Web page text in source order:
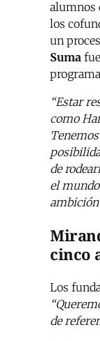
alumnos
los
un
Suma
“Estar
como
de
el
cinco
Los
de